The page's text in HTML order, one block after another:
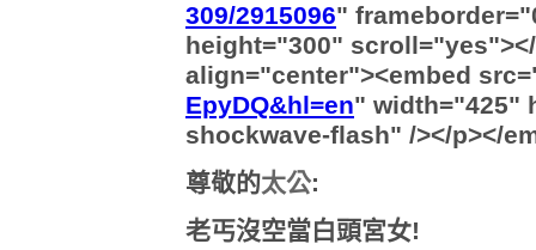
309/2915096"
height="300"
align="center"><embed
EpyDQ&hl=en" width="425"
shockwave-flash" /></p></
尊敬的太公:
老丐沒空當白頭宮女!